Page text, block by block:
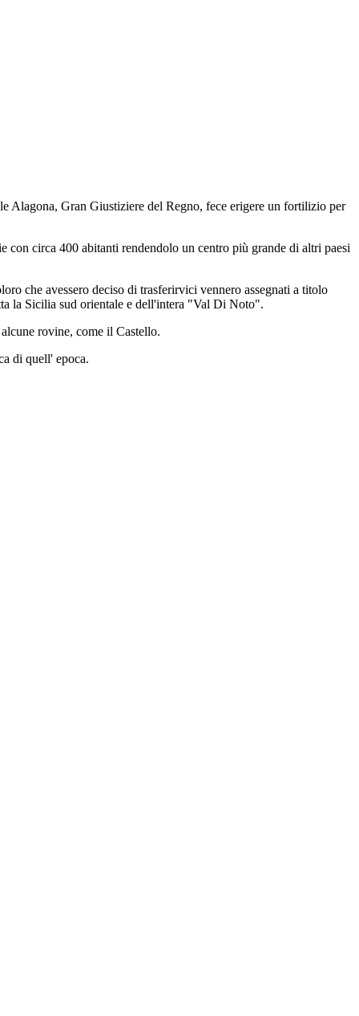
Alagona, Gran Giustiziere del Regno, fece erigere un fortilizio per
con circa 400 abitanti rendendolo un centro più grande di altri paesi
che avessero deciso di trasferirvici vennero assegnati a titolo
la Sicilia sud orientale e dell'intera "Val Di Noto".
rovine, come il Castello.
di quell' epoca.